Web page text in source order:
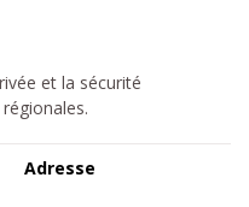
et la sécurité
Adresse